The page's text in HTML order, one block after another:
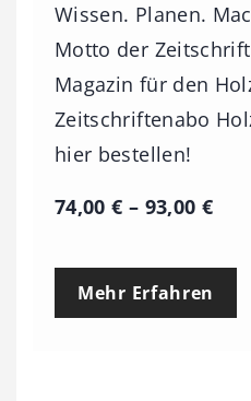
Wissen. Planen.
Motto der
Magazin für den
Zeitschriftenabo
hier bestellen!
74,00€ – 93,00 €P
e
Mehr Erfahren